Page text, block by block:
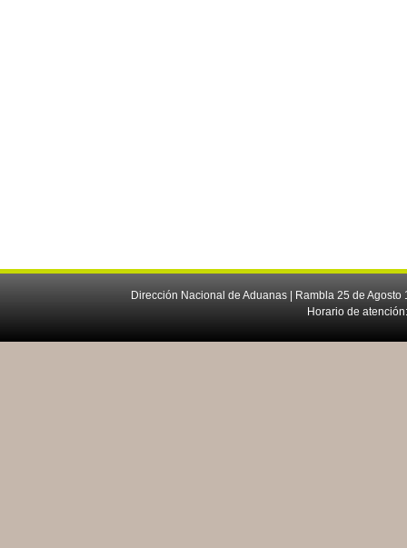
Dirección Nacional de Aduanas | Rambla 25 de
Horario de